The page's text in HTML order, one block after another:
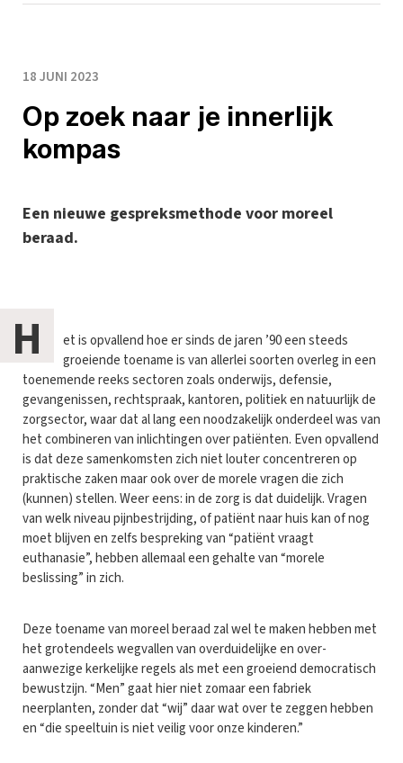
18 JUNI 2023
Op zoek naar je innerlijk
kompas
Een nieuwe gespreksmethode voor moreel
beraad.
H
et is opvallend hoe er sinds de jaren ’90 een steeds
groeiende toename is van allerlei soorten overleg in een
toenemende reeks sectoren zoals onderwijs, defensie,
gevangenissen, rechtspraak, kantoren, politiek en natuurlijk de
zorgsector, waar dat al lang een noodzakelijk onderdeel was van
het combineren van inlichtingen over patiënten. Even opvallend
is dat deze samenkomsten zich niet louter concentreren op
praktische zaken maar ook over de morele vragen die zich
(kunnen) stellen. Weer eens: in de zorg is dat duidelijk. Vragen
van welk niveau pijnbestrijding, of patiënt naar huis kan of nog
moet blijven en zelfs bespreking van “patiënt vraagt
euthanasie”, hebben allemaal een gehalte van “morele
beslissing” in zich.
Deze toename van moreel beraad zal wel te maken hebben met
het grotendeels wegvallen van overduidelijke en over-
aanwezige kerkelijke regels als met een groeiend democratisch
bewustzijn. “Men” gaat hier niet zomaar een fabriek
neerplanten, zonder dat “wij” daar wat over te zeggen hebben
en “die speeltuin is niet veilig voor onze kinderen.”